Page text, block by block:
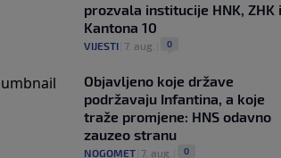
prozvala institucije HNK, ZHK i
Kantona 10
VIJESTI| 7. aug. 0
Objavljeno koje države
podržavaju Infantina, a koje
traže promjene: HNS odavno
zauzeo stranu
NOGOMET| 7. aug. 0